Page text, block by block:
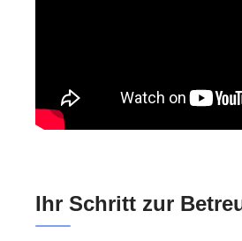
Ihr Schritt zur